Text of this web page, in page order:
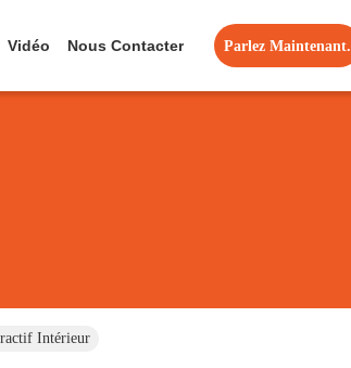
Vidéo Nous Contacter Parlez Maintenant.
Intérieur